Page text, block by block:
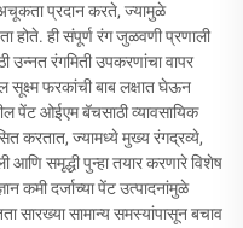
अचूकता प्रदान करते, ज्यामुळे
ही संपूर्ण रंग जुळवणी प्रणाली
उन्नत रंगमिती उपकरणांचा वापर
फरकांची बाब लक्षात घेऊन
पेंट ओईएम बॅचसाठी व्यावसायिक
करतात, ज्यामध्ये मुख्य रंगद्रव्ये,
समृद्धी पुन्हा तयार करणारे विशेष
कमी दर्जाच्या पेंट उत्पादनांमुळे
सारख्या सामान्य समस्यांपासून बचाव